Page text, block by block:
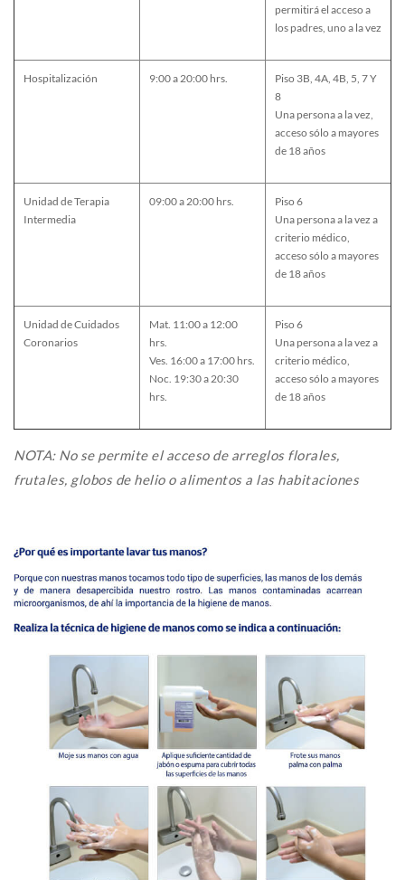
permitirá el acceso a
los padres, uno a la vez
Hospitalización 9:00 a 20:00 hrs.
Piso 3B, 4A, 4B, 5, 7 Y
8
Una persona a la vez,
acceso sólo a mayores
de 18 años
Unidad de Terapia
Intermedia
09:00 a 20:00 hrs.
Piso 6
Una persona a la vez a
criterio médico,
acceso sólo a mayores
de 18 años
Unidad de Cuidados
Coronarios
Mat. 11:00 a 12:00
hrs.
Ves. 16:00 a 17:00 hrs.
Noc. 19:30 a 20:30
hrs.
Piso 6
Una persona a la vez a
criterio médico,
acceso sólo a mayores
de 18 años
NOTA: No se permite el acceso de arreglos florales,
frutales, globos de helio o alimentos a las habitaciones